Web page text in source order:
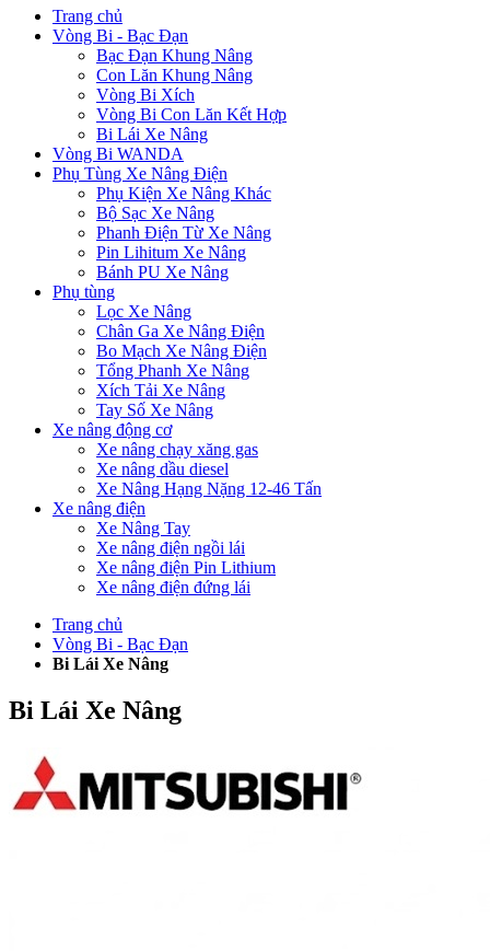
Trang chủ
Vòng Bi - Bạc Đạn
Bạc Đạn Khung Nâng
Con Lăn Khung Nâng
Vòng Bi Xích
Vòng Bi Con Lăn Kết Hợp
Bi Lái Xe Nâng
Vòng Bi WANDA
Phụ Tùng Xe Nâng Điện
Phụ Kiện Xe Nâng Khác
Bộ Sạc Xe Nâng
Phanh Điện Từ Xe Nâng
Pin Lihitum Xe Nâng
Bánh PU Xe Nâng
Phụ tùng
Lọc Xe Nâng
Chân Ga Xe Nâng Điện
Bo Mạch Xe Nâng Điện
Tổng Phanh Xe Nâng
Xích Tải Xe Nâng
Tay Số Xe Nâng
Xe nâng động cơ
Xe nâng chạy xăng gas
Xe nâng dầu diesel
Xe Nâng Hạng Nặng 12-46 Tấn
Xe nâng điện
Xe Nâng Tay
Xe nâng điện ngồi lái
Xe nâng điện Pin Lithium
Xe nâng điện đứng lái
Trang chủ
Vòng Bi - Bạc Đạn
Bi Lái Xe Nâng
Bi Lái Xe Nâng